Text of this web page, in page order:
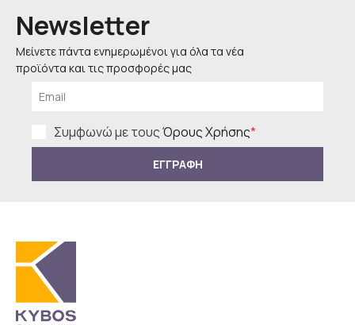
Newsletter
Μείνετε πάντα ενημερωμένοι για όλα τα νέα
προϊόντα και τις προσφορές μας
Συμφωνώ με τουςΌρους Χρήσης*
ΕΓΓΡΑΦΗ